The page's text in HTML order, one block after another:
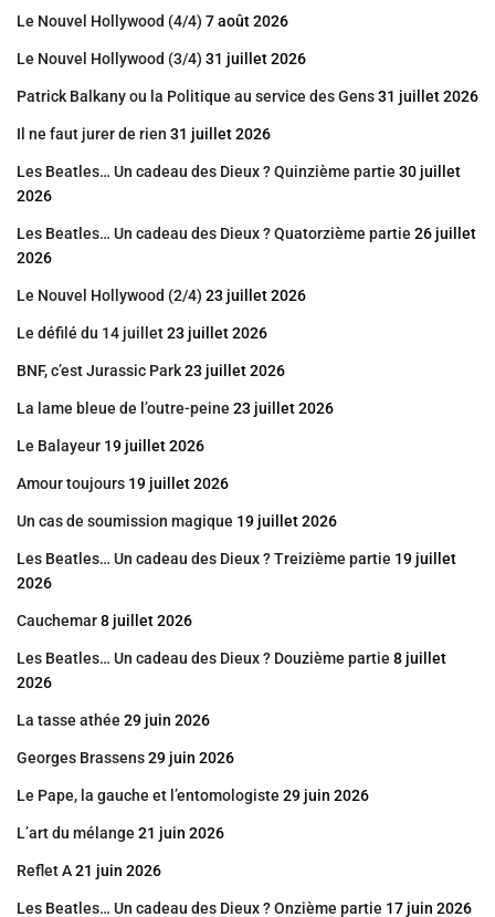
Le Nouvel Hollywood (4/4) 7 août 2026
Le Nouvel Hollywood (3/4) 31 juillet 2026
Patrick Balkany ou la Politique au service des Gens31 juillet 2026
Il ne faut jurer de rien 31 juillet 2026
Les Beatles… Un cadeau des Dieux ? Quinzième partie 30 juillet
2026
Les Beatles… Un cadeau des Dieux ? Quatorzième partie 26 juillet
2026
Le Nouvel Hollywood (2/4) 23 juillet 2026
Le défilé du 14 juillet23 juillet 2026
BNF, c’est Jurassic Park23 juillet 2026
La lame bleue de l’outre-peine 23 juillet 2026
Le Balayeur 19 juillet 2026
Amour toujours 19 juillet 2026
Un cas de soumission magique 19 juillet 2026
Les Beatles… Un cadeau des Dieux ? Treizième partie 19 juillet
2026
Cauchemar8 juillet 2026
Les Beatles… Un cadeau des Dieux ? Douzième partie 8 juillet
2026
La tasse athée 29 juin 2026
Georges Brassens29 juin 2026
Le Pape, la gauche et l’entomologiste 29 juin 2026
L’art du mélange 21 juin 2026
Reflet A21 juin 2026
Les Beatles… Un cadeau des Dieux ? Onzième partie 17 juin 2026